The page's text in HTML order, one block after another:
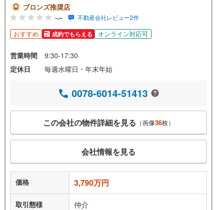
ブロンズ推奨店
-.-- 不動産会社レビュー2件
おすすめ 成約でもらえる オンライン対応可
営業時間
9:30-17:30
定休日
毎週水曜日・年末年始
0078-6014-51413
この会社の物件詳細を見る （画像36枚）
会社情報を見る
価格 3,790万円
取引態様 仲介